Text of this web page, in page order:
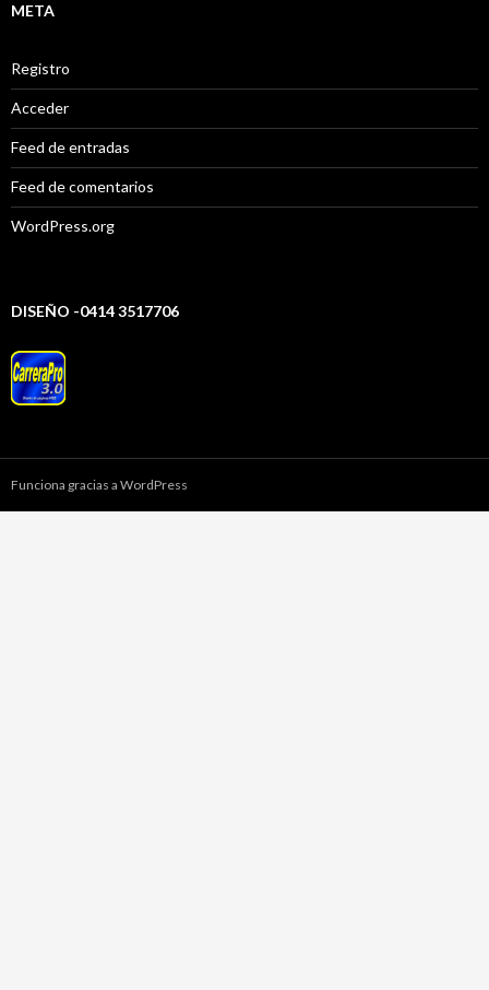
META
Registro
Acceder
Feed de entradas
Feed de comentarios
WordPress.org
DISEÑO -0414 3517706
Funciona gracias a WordPress